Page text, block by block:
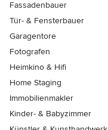
Fassadenbauer
Tür- & Fensterbauer
Garagentore
Fotografen
Heimkino & Hifi
Home Staging
Immobilienmakler
Kinder- & Babyzimmer